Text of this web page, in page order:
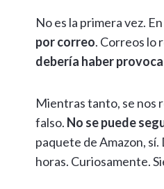
No es la primera vez.
por correo. Correos lo
debería haber
Mientras tanto, se nos
falso. No se puede
paquete de Amazon,
horas. Curiosamente.